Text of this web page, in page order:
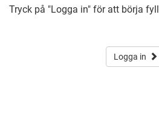
Tryck på "Logga in" för att börja
Logga in